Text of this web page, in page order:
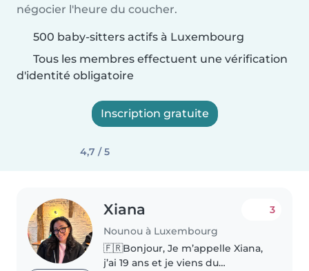
négocier l'heure du coucher.
500 baby-sitters actifs à Luxembourg
Tous les membres effectuent une vérification
d'identité obligatoire
Inscription gratuite
4,7 / 5
Xiana
Nounou à Luxembourg
3
🇫🇷Bonjour, Je m’appelle Xiana,
j’ai 19 ans et je viens du